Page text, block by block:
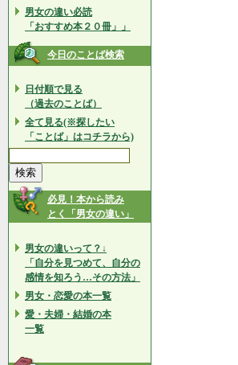
男女の違い必読
「おすすめ本２０冊」」
今日のことば検索
日付順で見る
（過去のことば）
全て見る(※探したい
「ことば」はコチラから)
必見！本から読み
とく「男女の違い」
男女の違いって？↓
「自分を見つめて、自分の
感情を知ろう…その方法」
男女・恋愛の本一覧
愛・夫婦・結婚の本
一覧